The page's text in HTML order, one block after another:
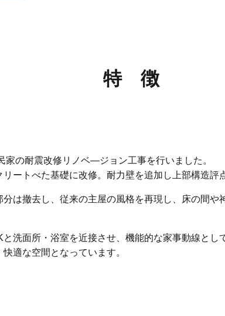
特 徴
の耐震改修リノベ―ジョン工事を行いました。
ートべた基礎に改修。耐力壁を追加し上部構造評
は撤去し、従来の主屋の風格を再現し、床の間
洗面所・浴室を近接させ、機能的な家事動線と
適な空間となっています。